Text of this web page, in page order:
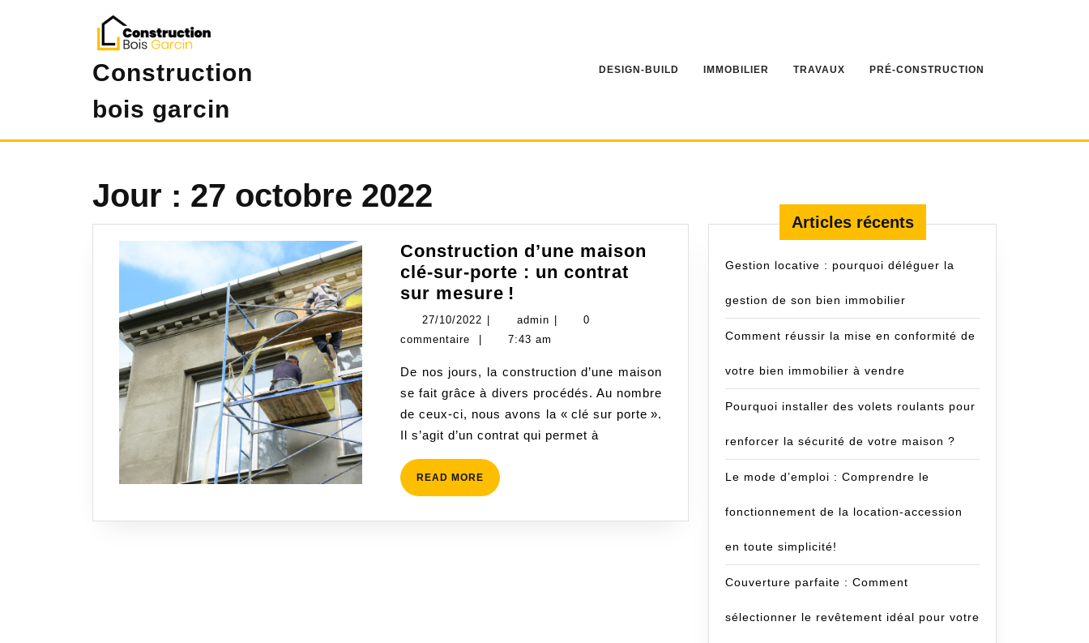
Construction
bois garcin
PRÉ-CONSTRUCTION
TRAVAUX
IMMOBILIER
DESIGN-BUILD
Jour : 27 octobre 2022
Construction d’une maison
clé-sur-porte : un contrat
sur mesure !
d’une
maison
sur-
porte :
un
contrat
27/10/2022 27/10/2022
admin admin0
commentaire
7:43 am
De nos jours, la construction d’une maison
se fait grâce à divers procédés. Au nombre
de ceux-ci, nous avons la « clé sur porte ».
Il s’agit d’un contrat qui permet à
READ MORE READ
MORE
Articles récents
Gestion locative : pourquoi déléguer la
gestion de son bien immobilier
Comment réussir la mise en conformité de
votre bien immobilier à vendre
Pourquoi installer des volets roulants pour
renforcer la sécurité de votre maison ?
Le mode d’emploi : Comprendre le
fonctionnement de la location-accession
en toute simplicité!
Couverture parfaite : Comment
sélectionner le revêtement idéal pour votre